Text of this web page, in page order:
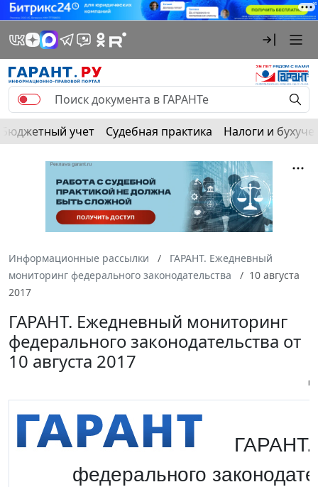
Бюджетный учет Судебная практика Налоги и
Информационные рассылки
ГАРАНТ. Ежедневный
мониторинг федерального законодательства
10 августа
2017
ГАРАНТ. Ежедневный мониторинг
федерального законодательства от
10 августа 2017
ГАРАНТ.
федерального